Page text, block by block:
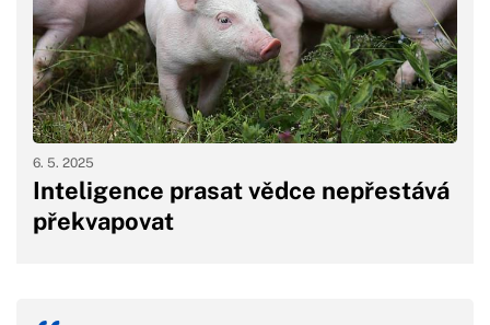
Inteligence prasat vědce nepřestává
překvapovat
6. 5. 2025